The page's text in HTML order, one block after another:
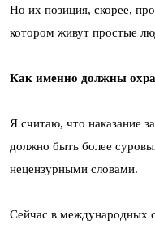
Но их позиция, скорее,
котором живут простые
Как именно должны
Я считаю, что наказание
должно быть более
нецензурными словами.
Сейчас в международных